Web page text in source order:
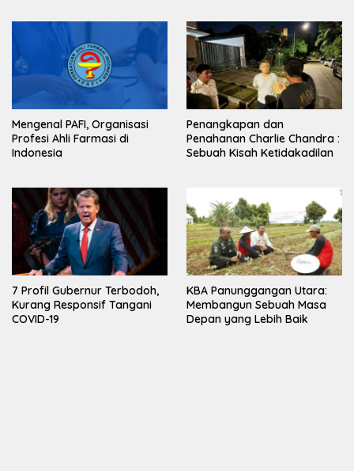
Mengenal PAFI, Organisasi
Profesi Ahli Farmasi di
Indonesia
Penangkapan dan
Penahanan Charlie Chandra :
Sebuah Kisah Ketidakadilan
7 Profil Gubernur Terbodoh,
Kurang Responsif Tangani
COVID-19
KBA Panunggangan Utara:
Membangun Sebuah Masa
Depan yang Lebih Baik